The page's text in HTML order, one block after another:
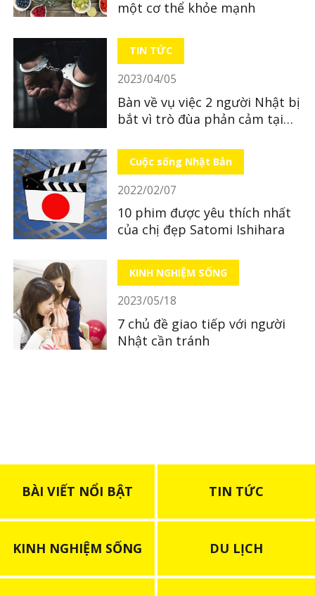
một cơ thể khỏe mạnh
TIN TỨC
2023/04/05
Bàn về vụ việc 2 người Nhật bị
bắt vì trò đùa phản cảm tại
Cuộc sống Nhật Bản
2022/02/07
10 phim được yêu thích nhất
của chị đẹp Satomi Ishihara
KINH NGHIỆM SỐNG
2023/05/18
7 chủ đề giao tiếp với người
Nhật cần tránh
BÀI VIẾT NỔI BẬT TIN TỨC
KINH NGHIỆM SỐNG DU LỊCH